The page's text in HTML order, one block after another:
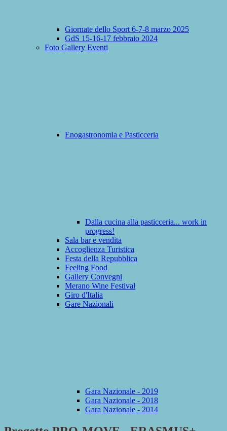
Giornate dello Sport 6-7-8 marzo 2025
GdS 15-16-17 febbraio 2024
Foto Gallery Eventi
Enogastronomia e Pasticceria
Dalla cucina alla pasticceria... work in
progress!
Sala bar e vendita
Accoglienza Turistica
Festa della Repubblica
Feeling Food
Gallery Convegni
Merano Wine Festival
Giro d'Italia
Gare Nazionali
Gara Nazionale - 2019
Gara Nazionale - 2018
Gara Nazionale - 2014